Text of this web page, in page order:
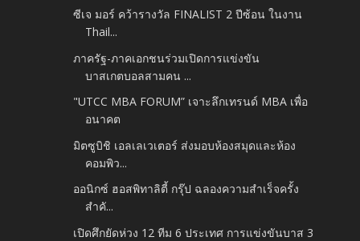
ซีเจ มอร์ คว้ารางวัล FINALIST 2 ปีซ้อน ในงาน
Thail...
ภาครัฐ-ภาคเอกชนร่วมเปิดการแข่งขัน
บาสเกตบอลสามคน​ ...
"UTCC MBA FORUM” เจาะลึกเทรนด์ MBA เพื่อ
อนาคต
มิตซูบิชิ เอลเลเวเตอร์ ส่งมอบห้องสมุดและห้อง
คอมพิว...
ออนิกซ์ ฮอสพิทาลิตี้ กรุ๊ป ฉลองความสำเร็จครั้ง
สำคั...
เปิดศึกยัดห่วง 12 ทีม 6 ประเทศ การแข่งขันบาส 3